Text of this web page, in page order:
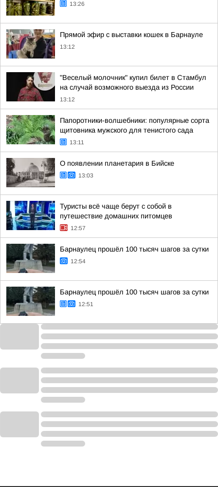
13:26
Прямой эфир с выставки кошек в Барнауле
13:12
"Веселый молочник" купил билет в Стамбул
на случай возможного выезда из России
13:12
Папоротники-волшебники: популярные сорта
щитовника мужского для тенистого сада
13:11
О появлении планетария в Бийске
13:03
Туристы всё чаще берут с собой в
путешествие домашних питомцев
12:57
Барнаулец прошёл 100 тысяч шагов за сутки
12:54
Барнаулец прошёл 100 тысяч шагов за сутки
12:51